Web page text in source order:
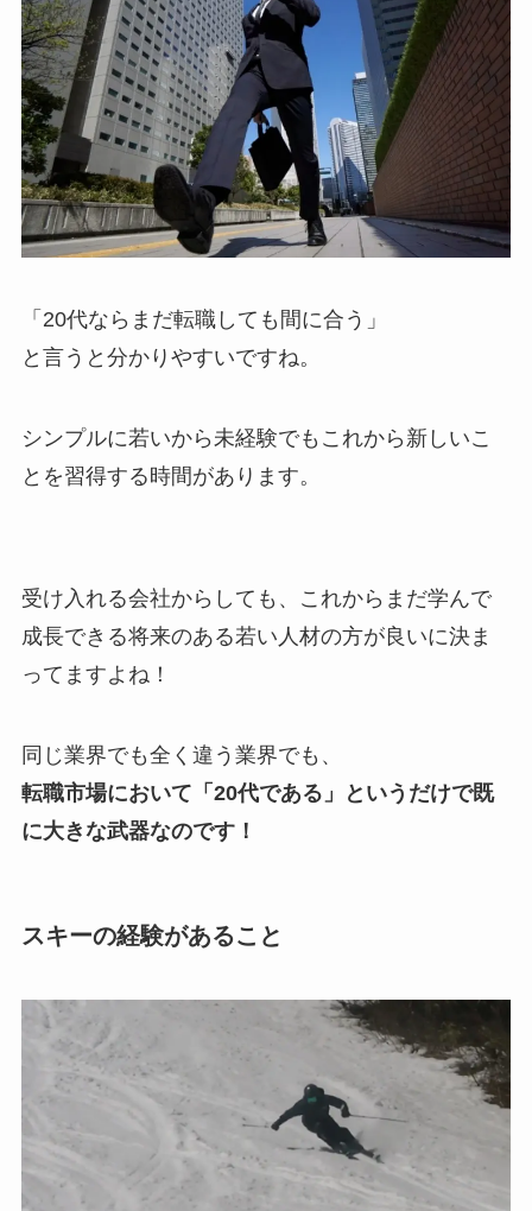
「20代ならまだ転職しても間に合う」
と言うと分かりやすいですね。
シンプルに若いから未経験でもこれから新しいこ
とを習得する時間があります。
受け入れる会社からしても、これからまだ学んで
成長できる将来のある若い人材の方が良いに決ま
ってますよね！
同じ業界でも全く違う業界でも、
転職市場において「20代である」というだけで既
に大きな武器なのです！
スキーの経験があること